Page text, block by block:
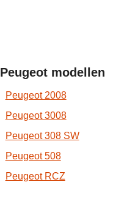
modellen
Peugeot 2008
Peugeot 3008
Peugeot 308 SW
Peugeot 508
Peugeot RCZ